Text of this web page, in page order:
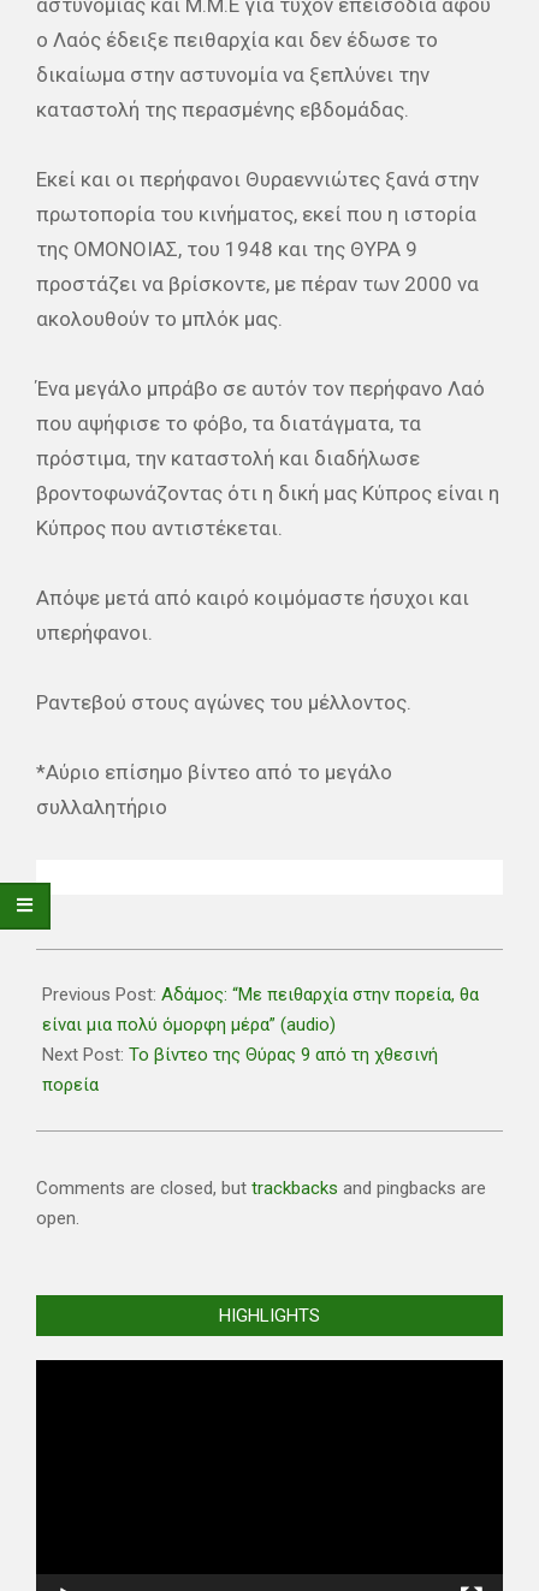
ο Λαός έδειξε πειθαρχία και δεν έδωσε το
δικαίωμα στην αστυνομία να ξεπλύνει την
καταστολή της περασμένης εβδομάδας.
Εκεί και οι περήφανοι Θυραεννιώτες ξανά στην
πρωτοπορία του κινήματος, εκεί που η ιστορία
της ΟΜΟΝΟΙΑΣ, του 1948 και της ΘΥΡΑ 9
προστάζει να βρίσκοντε, με πέραν των 2000 να
ακολουθούν το μπλόκ μας.
Ένα μεγάλο μπράβο σε αυτόν τον περήφανο Λαό
που αψήφισε το φόβο, τα διατάγματα, τα
πρόστιμα, την καταστολή και διαδήλωσε
βροντοφωνάζοντας ότι η δική μας Κύπρος είναι η
Κύπρος που αντιστέκεται.
Απόψε μετά από καιρό κοιμόμαστε ήσυχοι και
υπερήφανοι.
Ραντεβού στους αγώνες του μέλλοντος.
*Αύριο επίσημο βίντεο από το μεγάλο
συλλαλητήριο
02-
20
Previous Post: Αδάμος: “Με πειθαρχία στην πορεία, θα
είναι μια πολύ όμορφη μέρα” (audio)
Next Post: Το βίντεο της Θύρας 9 από τη χθεσινή
πορεία
Comments are closed, but trackbacks and pingbacks are
open.
HIGHLIGHTS